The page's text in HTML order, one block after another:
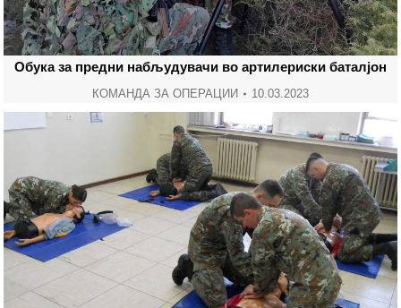
Обука за предни набљудувачи во артилериски баталјон
КОМАНДА ЗА ОПЕРАЦИИ 10.03.2023